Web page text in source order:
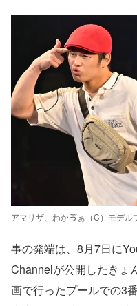
アマリザ、わかゔぁ（C）モデル
事の発端は、8月7日に
Channelが公開したきょ
画で行ったプールでの3